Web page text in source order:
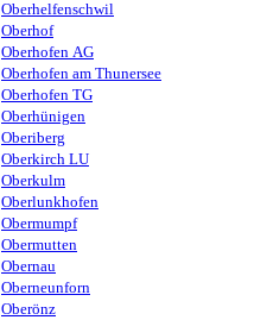
Oberhelfenschwil
Oberhof
Oberhofen AG
Oberhofen am Thunersee
Oberhofen TG
Oberhünigen
Oberiberg
Oberkirch LU
Oberkulm
Oberlunkhofen
Obermumpf
Obermutten
Obernau
Oberneunforn
Oberönz